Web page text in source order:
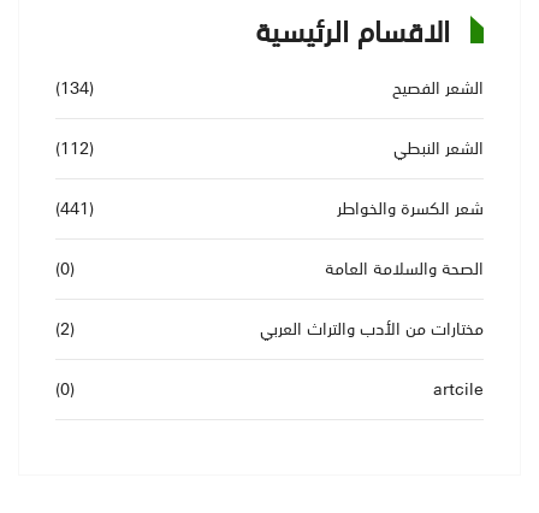
الاقسام الرئيسية
الشعر الفصيح
(134)
الشعر النبطي
(112)
شعر الكسرة والخواطر
(441)
الصحة والسلامة العامة
(0)
مختارات من الأدب والتراث العربي
(2)
artcile
(0)